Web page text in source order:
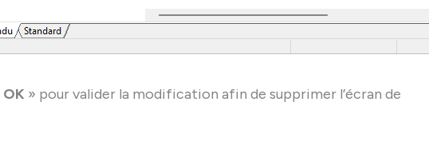
OK » pour valider la modification afin de supprimer l’écran de